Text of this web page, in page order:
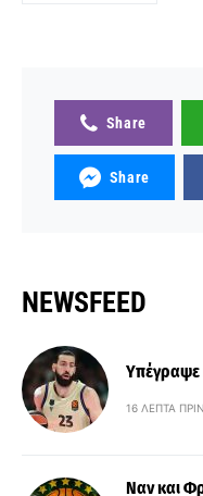
Share
Share
NEWSFEED
Υπέγραψε
16 ΛΕΠΤΆ ΠΡΙΝ
Ναν και